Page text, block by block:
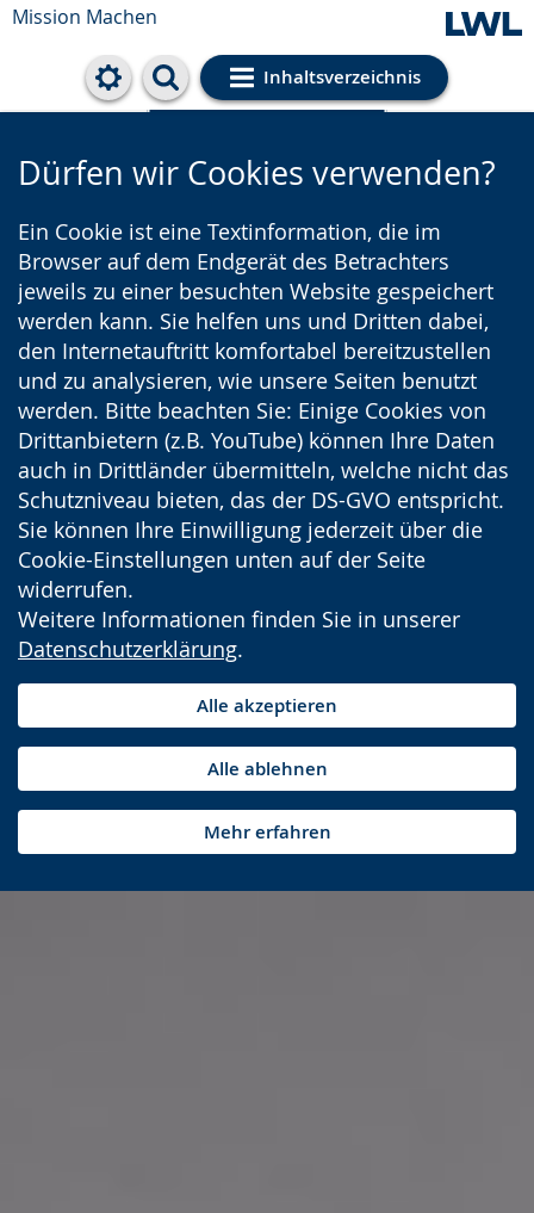
Mission Machen
Inhaltsverzeichnis
Cookie-Einstellungen
Dürfen wir Cookies verwenden?
Ein Cookie ist eine Textinformation, die im
Browser auf dem Endgerät des Betrachters
jeweils zu einer besuchten Website gespeichert
werden kann. Sie helfen uns und Dritten dabei,
den Internetauftritt komfortabel bereitzustellen
und zu analysieren, wie unsere Seiten benutzt
werden. Bitte beachten Sie: Einige Cookies von
Drittanbietern (z.B. YouTube) können Ihre Daten
auch in Drittländer übermitteln, welche nicht das
Schutzniveau bieten, das der DS-GVO entspricht.
Sie können Ihre Einwilligung jederzeit über die
Cookie-Einstellungen unten auf der Seite
widerrufen.
Weitere Informationen finden Sie in unserer
Datenschutzerklärung.
Alle akzeptieren
Alle ablehnen
Mehr erfahren